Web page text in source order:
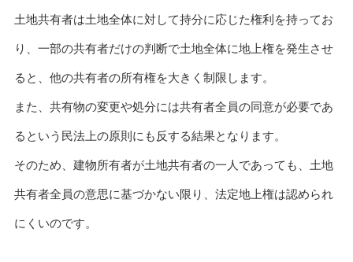
土地共有者は土地全体に対して持分に応じた権利を持ってお
り、一部の共有者だけの判断で土地全体に地上権を発生させ
ると、他の共有者の所有権を大きく制限します。
また、共有物の変更や処分には共有者全員の同意が必要であ
るという民法上の原則にも反する結果となります。
そのため、建物所有者が土地共有者の一人であっても、土地
共有者全員の意思に基づかない限り、法定地上権は認められ
にくいのです。